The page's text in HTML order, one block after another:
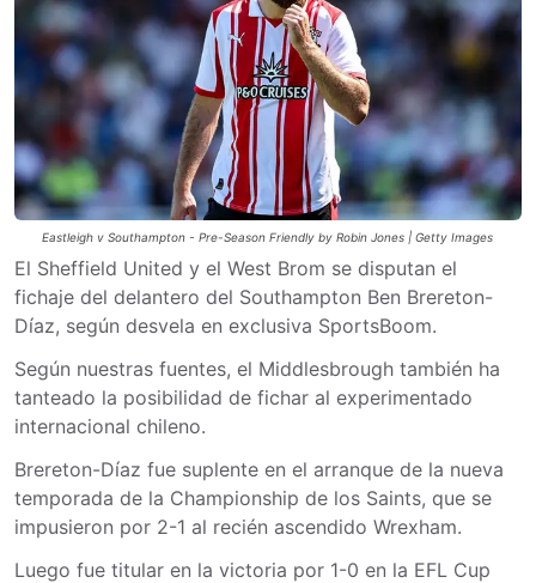
Eastleigh v Southampton - Pre-Season Friendly by Robin Jones | Getty Images
El Sheffield United y el West Brom se disputan el
fichaje del delantero del Southampton Ben Brereton-
Díaz, según desvela en exclusiva SportsBoom.
Según nuestras fuentes, el Middlesbrough también ha
tanteado la posibilidad de fichar al experimentado
internacional chileno.
Brereton-Díaz fue suplente en el arranque de la nueva
temporada de la Championship de los Saints, que se
impusieron por 2-1 al recién ascendido Wrexham.
Luego fue titular en la victoria por 1-0 en la EFL Cup